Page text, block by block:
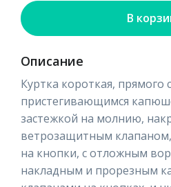
В
Описание
Куртка короткая, прямого
пристегивающимся
застежкой на молнию,
ветрозащитным
на кнопки, с отложным
накладным и прорезным